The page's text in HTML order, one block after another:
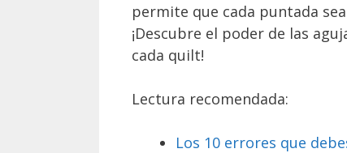
permite que cada puntada
¡Descubre el poder de las
cada quilt!
Lectura recomendada:
Los 10 errores que